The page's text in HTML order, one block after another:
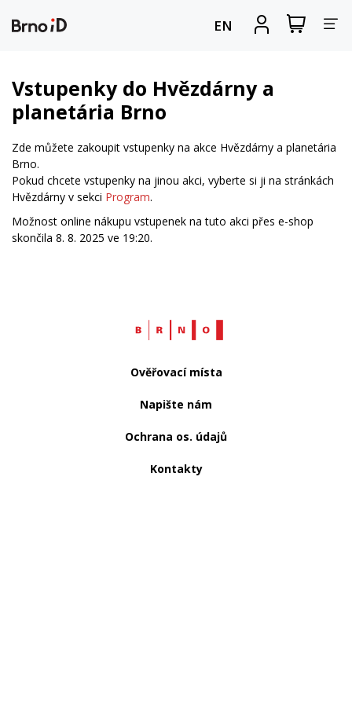
EN
Zobrazit
nákupní
Vstupenky do Hvězdárny a
planetária Brno
Zde můžete zakoupit vstupenky na akce Hvězdárny a planetária
Brno.
Pokud chcete vstupenky na jinou akci, vyberte si ji na stránkách
Hvězdárny v sekci Program.
Možnost online nákupu vstupenek na tuto akci přes e-shop
skončila 8. 8. 2025 ve 19:20.
Web
Ověřovací místa
Napište nám
Ochrana os. údajů
Kontakty